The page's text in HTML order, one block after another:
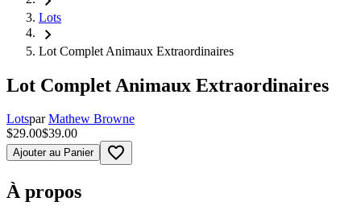
Lots
chevron_right
Lot Complet Animaux Extraordinaires
Lot Complet Animaux Extraordinaires
Lotspar Mathew Browne
$29.00$39.00
Ajouter au Panier favorite_border
À propos